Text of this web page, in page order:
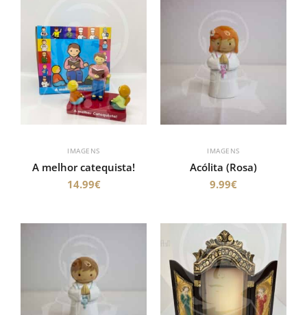
IMAGENS
A melhor catequista!
14.99€
IMAGENS
Acólita (Rosa)
9.99€